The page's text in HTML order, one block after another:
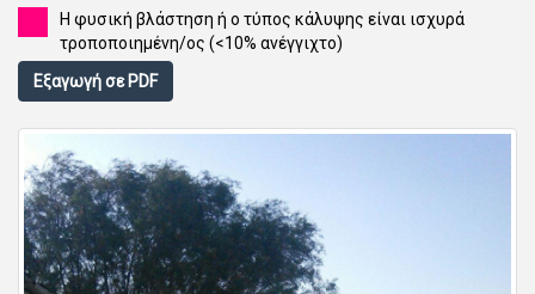
Η φυσική βλάστηση ή ο τύπος κάλυψης είναι ισχυρά
τροποποιημένη/ος (<10% ανέγγιχτο)
Εξαγωγή σε PDF